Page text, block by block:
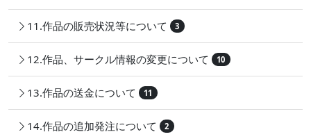
11.作品の販売状況等について 3
12.作品、サークル情報の変更について 10
13.作品の送金について 11
14.作品の追加発注について 2